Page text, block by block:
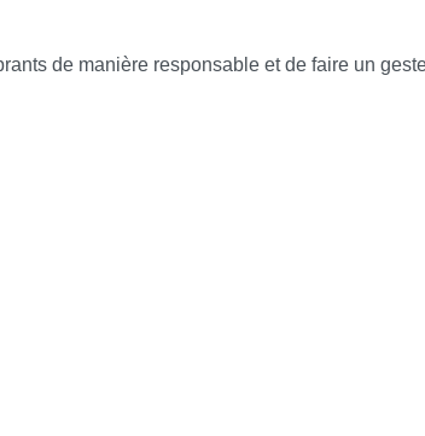
de manière responsable et de faire un